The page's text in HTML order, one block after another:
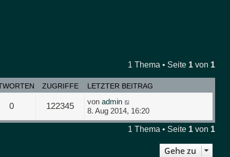
1 Thema • Seite 1 von 1
ZUGRIFFE LETZTER BEITRAG
0 122345 von admin
8. Aug 2014, 16:20
1 Thema • Seite 1 von 1
Gehe zu